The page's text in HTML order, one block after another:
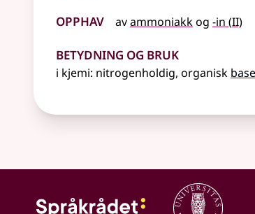
Opphav avammoniakkog -in (2
II)
Betydning og bruk
i kjemi: nitrogenholdig, organisk base